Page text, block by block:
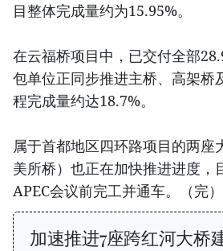
目整体完成量约为15.95%。
在云福桥项目中，已交付全部
包单位正同步推进主桥、高架桥
程完成量约达18.7%。
属于首都地区四环路项目的两座
美所桥）也正在加快推进进度，
APEC会议前完工并通车。（完）
加速推进7座跨红河大桥